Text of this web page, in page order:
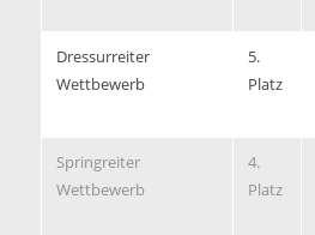
Dressurreiter
Wettbewerb
5.
Platz
Springreiter
Wettbewerb
4.
Platz